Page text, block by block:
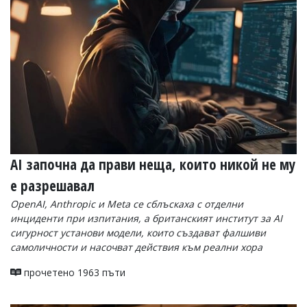
УКРАЙНА
СПОРТ
РАЗСЛЕДВАНЕ
БИЗНЕС
Управители:
Веселин
email:
v.vasilev@flagman.bg
Катя
Касабова,
еmail:k.kassabova@flagman.bg
Главен
редактор:
Колев,
AI започна да прави неща, които никой не му
е разрешавал
OpenAI, Anthropic и Meta се сблъскаха с отделни
инциденти при изпитания, а британският институт за AI
сигурност установи модели, които създават фалшиви
самоличности и насочват действия към реални хора
прочетено 1963 пъти